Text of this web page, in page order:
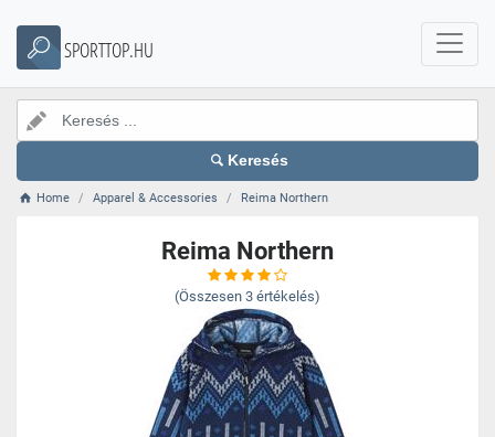
SPORTTOP.HU
Keresés
Home Apparel & Accessories Reima Northern
Reima Northern
(Összesen 3 értékelés)